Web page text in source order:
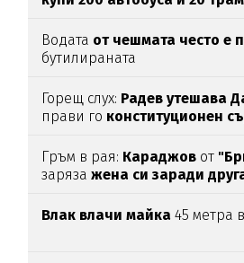
Водата от чешмата често е
бутилираната
Горещ слух: Радев утешава
прави го конституционен
Гръм в рая: Караджов от
зарязажена си заради
Влак влачи майка 45 метра